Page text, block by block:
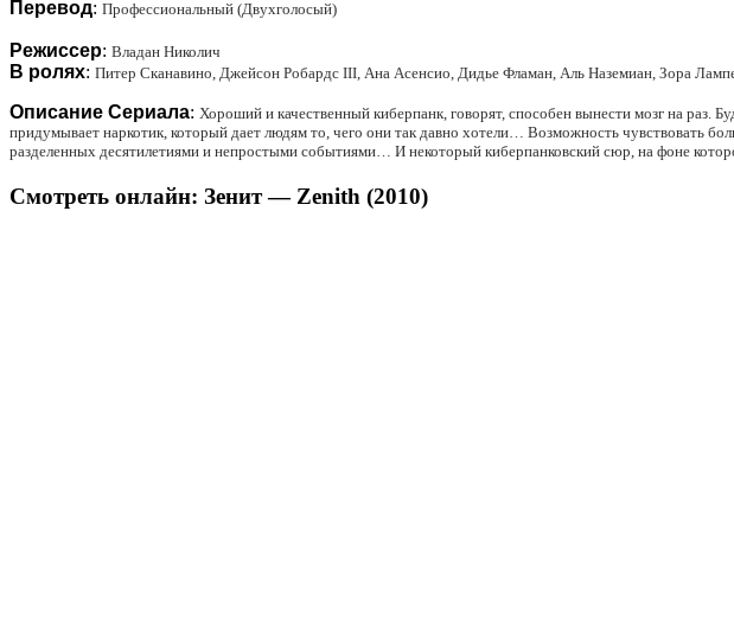
Перевод: Профессиональный (Двухголосый)
Режиссер: Владан Николич
В ролях: Питер Сканавино, Джейсон Робардс III, Ана Асенсио, Дидье Фламан, Аль Наземиан, Зора
Описание Сериала: Хороший и качественный киберпанк, говорят, способен вынести мозг на раз.
придумывает наркотик, который дает людям то, чего они так давно хотели… Возможность чувствовать
разделенных десятилетиями и непростыми событиями… И некоторый киберпанковский сюр, на фоне
Смотреть онлайн: Зенит — Zenith (2010)